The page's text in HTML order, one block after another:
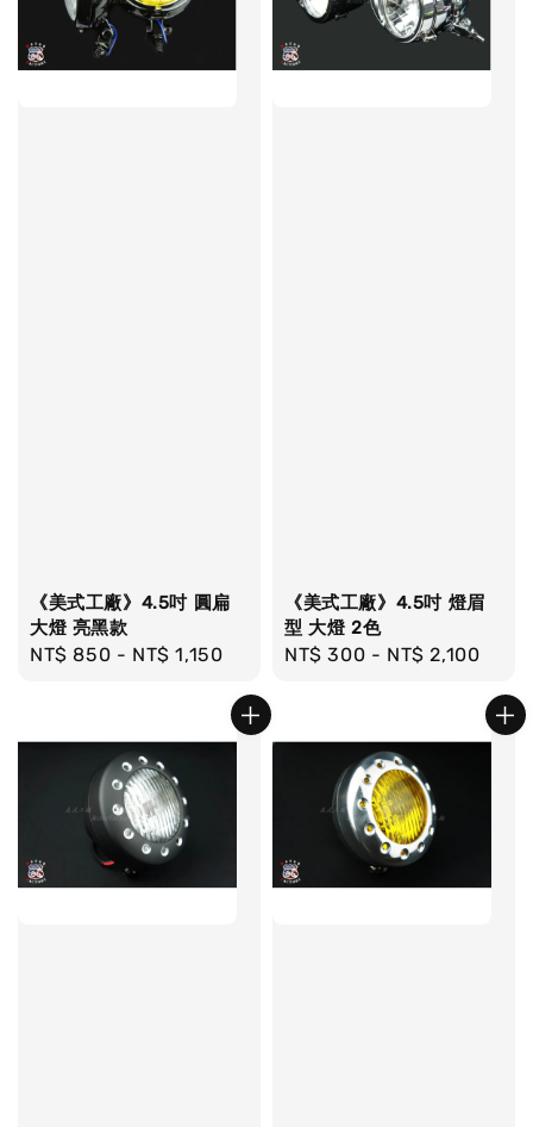
《美式工廠》4.5吋 圓扁
大燈 亮黑款
Regular
NT$ 850 - NT$ 1,150
《美式工廠》4.5吋 燈眉
型 大燈 2色
Regular
NT$ 300 - NT$ 2,100